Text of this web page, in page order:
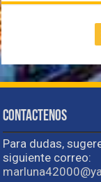
Contactenos
Para dudas,
siguiente correo: